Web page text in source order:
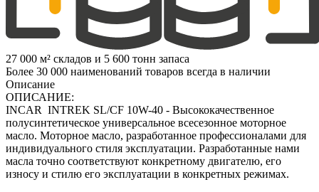
27 000 м² складов и 5 600 тонн запаса
Более 30 000 наименований товаров всегда в наличии
Описание
ОПИСАНИЕ:
INCAR INTREK SL/CF 10W-40 - Высококачественное
полусинтетическое универсальное всесезонное моторное
масло. Моторное масло, разработанное профессионалами для
индивидуального стиля эксплуатации. Разработанные нами
масла точно соответствуют конкретному двигателю, его
износу и стилю его эксплуатации в конкретных режимах.